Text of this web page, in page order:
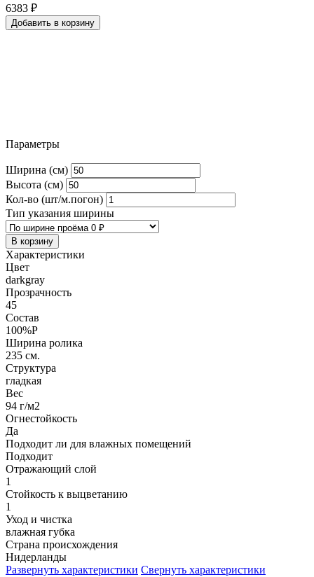
6383 ₽
Добавить в корзину
Параметры
Ширина (см)
Высота (см)
Кол-во (шт/м.погон)
Тип указания ширины
В корзину
Характеристики
Цвет
darkgray
Прозрачность
45
Состав
100%P
Ширина ролика
235 см.
Структура
гладкая
Вес
94 г/м2
Огнестойкость
Да
Подходит ли для влажных помещений
Подходит
Отражающий слой
1
Стойкость к выцветанию
1
Уход и чистка
влажная губка
Страна происхождения
Нидерланды
Развернуть характеристики Свернуть характеристики